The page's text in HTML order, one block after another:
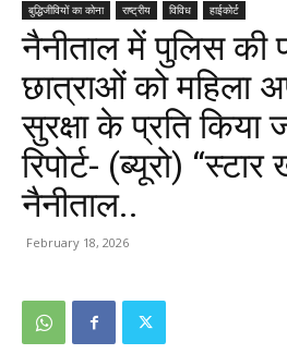
बुद्धिजीवियों का कोना
राष्ट्रीय विविध हाईकोर्ट
नैनीताल में पुलिस की
छात्राओं को महिला
सुरक्षा के प्रति
रिपोर्ट- (ब्यूरो)
नैनीताल..
February 18, 2026